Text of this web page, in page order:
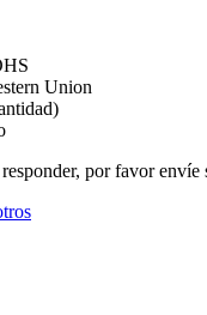
Union
por favor envíe